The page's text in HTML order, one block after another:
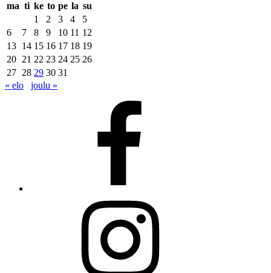
ma ti ke to pe la su
1
2 3 4
5
6
7 8 9 10 11 12
13 14 15 16 17 18 19
20 21 22 23 24 25 26
27 28 29 30 31
« elo
joulu »